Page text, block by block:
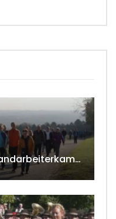
Wandertag der NÖ-Landarbeiterkammer in Hollabrunn 2024